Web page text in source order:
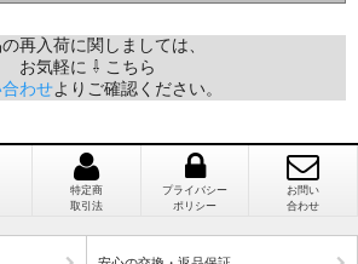
は可能ですか？
なっておりますため、仕入先へ発
は受け付けかねます。
K・I 様 （女性）
品到着までメールを何度か頂
再入荷に関しましては、
お気軽に ⇩ こちら
わせよりご確認ください。
特定商
取引法
プライバシー
ポリシー
お問い
合わせ